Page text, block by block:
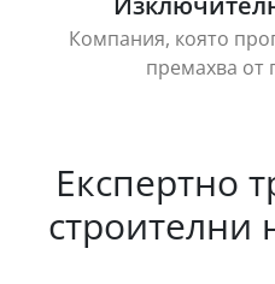
Компания, която
премахва от
Експертно
строителни